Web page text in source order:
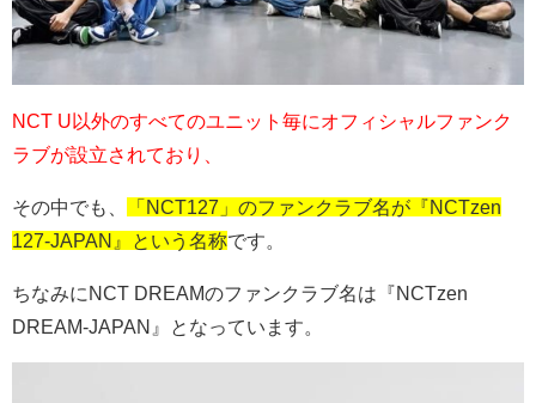
NCT U以外のすべてのユニット毎にオフィシャルファンク
ラブが設立されており、
その中でも、
「NCT127」のファンクラブ名が『NCTzen
127-JAPAN』という名称です。
ちなみにNCT DREAMのファンクラブ名は『NCTzen
DREAM-JAPAN』となっています。